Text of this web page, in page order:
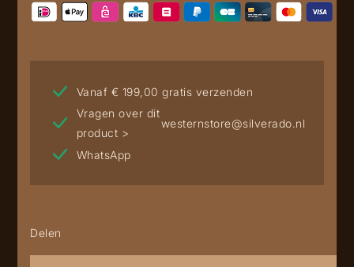
Vanaf € 199,00 gratis verzenden
Vragen over dit
product >
westernstore@silverado.nl
WhatsApp
Delen